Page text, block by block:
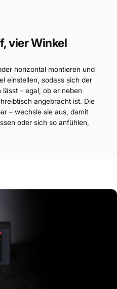
vier Winkel
horizontal montieren und
einstellen, sodass sich der
– egal, ob er neben
angebracht ist. Die
– wechsle sie aus, damit
oder sich so anfühlen,